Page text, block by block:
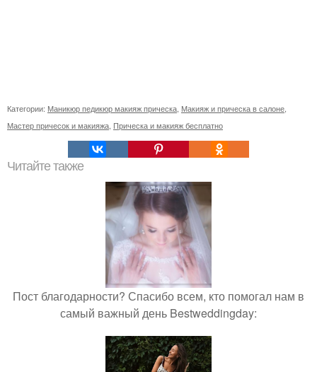
Категории: Маникюр педикюр макияж прическа, Макияж и прическа в салоне,
Мастер причесок и макияжа, Прическа и макияж бесплатно
Читайте также
Пост благодарности? Спасибо всем, кто помогал нам в
самый важный день Bestweddingday: